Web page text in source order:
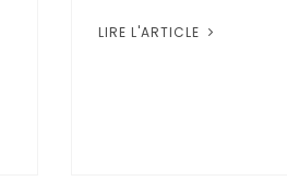
LIRE L'ARTICLE